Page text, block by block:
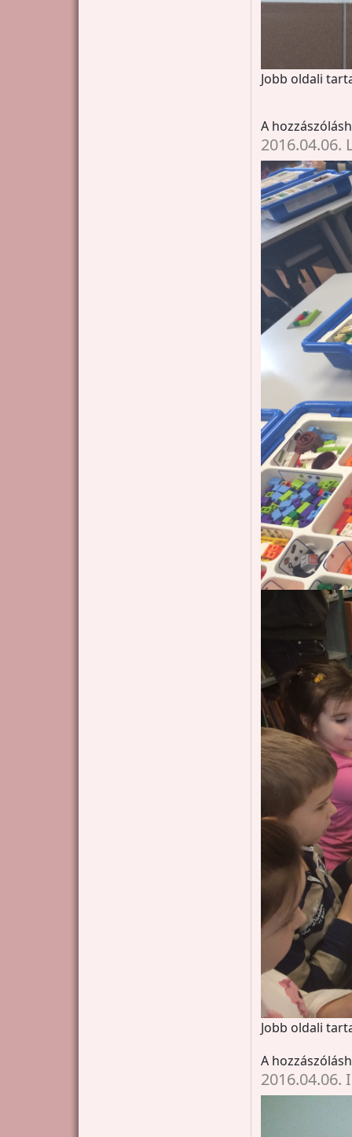
Jobb oldali
A
2016.04.06.
Jobb oldali
A